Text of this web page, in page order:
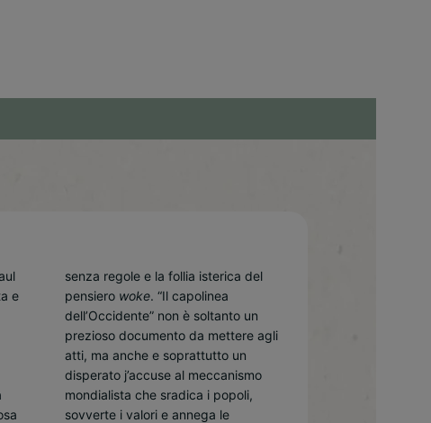
e
pensiero woke. “Il capolinea
dell’Occidente” non è soltanto un
prezioso documento da mettere agli
atti, ma anche e soprattutto un
disperato j’accuse al meccanismo
mondialista che sradica i popoli,
sovverte i valori e annega le